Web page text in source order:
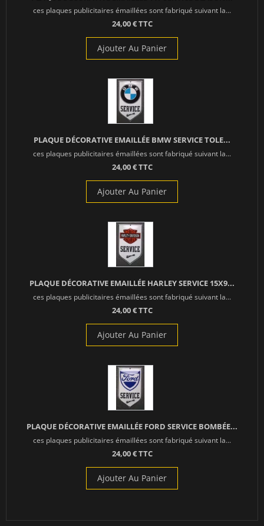
ces plaques publicitaires émaillées sont fabriqué suivant la...
24,00 € TTC
Ajouter Au Panier
PLAQUE DÉCORATIVE EMAILLÉE BMW SERVICE TOLE...
ces plaques publicitaires émaillées sont fabriqué suivant la...
24,00 € TTC
Ajouter Au Panier
PLAQUE DÉCORATIVE EMAILLÉE HARLEY SERVICE 15X9...
ces plaques publicitaires émaillées sont fabriqué suivant la...
24,00 € TTC
Ajouter Au Panier
PLAQUE DÉCORATIVE EMAILLÉE FORD SERVICE BOMBÉE...
ces plaques publicitaires émaillées sont fabriqué suivant la...
24,00 € TTC
Ajouter Au Panier